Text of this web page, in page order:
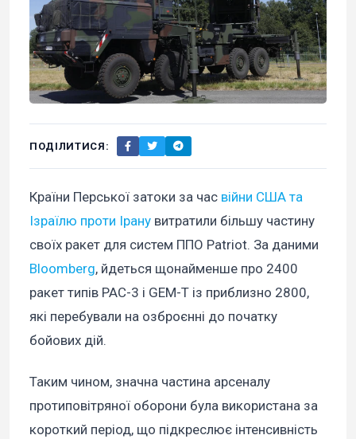
ПОДІЛИТИСЯ:
Країни Перської затоки за час війни США та
Ізраїлю проти Ірану витратили більшу частину
своїх ракет для систем ППО Patriot. За даними
Bloomberg, йдеться щонайменше про 2400
ракет типів PAC-3 і GEM-T із приблизно 2800,
які перебували на озброєнні до початку
бойових дій.
Таким чином, значна частина арсеналу
протиповітряної оборони була використана за
короткий період, що підкреслює інтенсивність